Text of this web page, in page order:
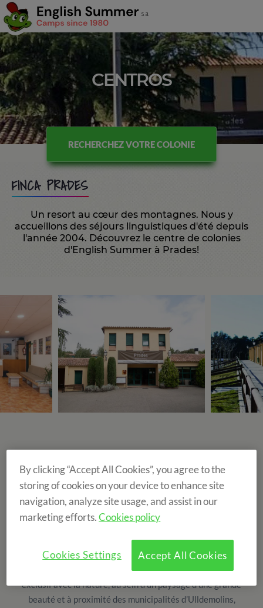
CENTROS
RECHERCHEZ VOTRE COLONIE
FINCA PRADES
Un resort au cœur des montagnes. Nous y
accueillons des séjours linguistiques d'été depuis
l'année 2004. Découvrez le centre de colonies
d'English Summer à Prades!
Prades
Au cœur des montagnes et des riches forêts de Prades, zone
classée Patrimoine immatériel de l’UNESCO du département
du Baix Camp, se trouve le Domaine de Prades, l’un de nos
centres de colonies de vacances d’été en Catalogne, offrant un
cadre des plus privilégiés pour un séjour linguistique et de
vacances d’été en Espagne. Un lieu qui offre un contact
exclusif avec la nature, au sein d’un paysage d’une grande
beauté et à proximité des municipalités d’Ulldemolins,
By clicking “Accept All Cookies”, you agree to the
storing of cookies on your device to enhance site
navigation, analyze site usage, and assist in our
marketing efforts.Cookies policy
Accept All Cookies
Cookies Settings